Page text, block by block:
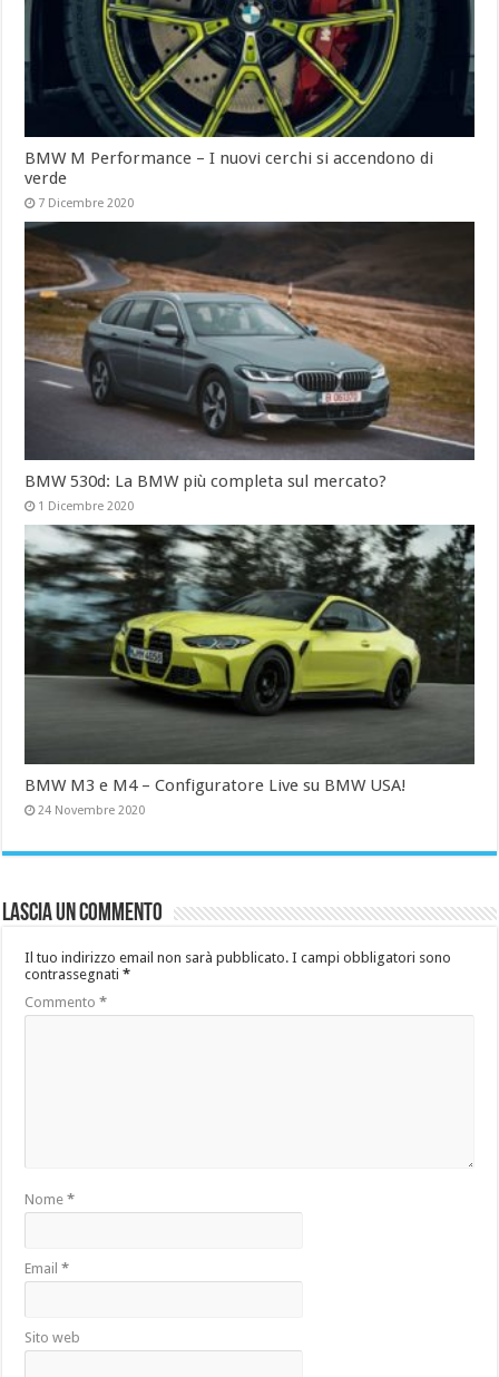
BMW M Performance – I nuovi cerchi si accendono di
verde
7 Dicembre 2020
BMW 530d: La BMW più completa sul mercato?
1 Dicembre 2020
BMW M3 e M4 – Configuratore Live su BMW USA!
24 Novembre 2020
Lascia un commento
Il tuo indirizzo email non sarà pubblicato. I campi obbligatori sono
contrassegnati*
Commento*
Nome*
Email*
Sito web